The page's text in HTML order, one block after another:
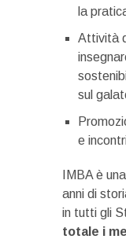
la
Attività
sul
e
IMBA è
anni di
in tutti gli
totale i